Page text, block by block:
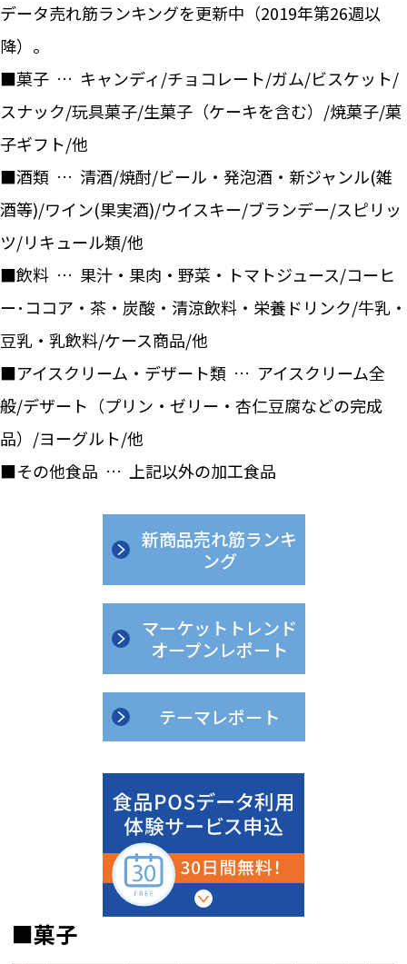
データ売れ筋ランキングを更新中（2019年第26週以
降）。
■菓子 … キャンディ/チョコレート/ガム/ビスケット/
スナック/玩具菓子/生菓子（ケーキを含む）/焼菓子/菓
子ギフト/他
■酒類 … 清酒/焼酎/ビール・発泡酒・新ジャンル(雑
酒等)/ワイン(果実酒)/ウイスキー/ブランデー/スピリッ
ツ/リキュール類/他
■飲料 … 果汁・果肉・野菜・トマトジュース/コーヒ
ー･ココア・茶・炭酸・清涼飲料・栄養ドリンク/牛乳・
豆乳・乳飲料/ケース商品/他
■アイスクリーム・デザート類 … アイスクリーム全
般/デザート（プリン・ゼリー・杏仁豆腐などの完成
品）/ヨーグルト/他
■その他食品 … 上記以外の加工食品
新商品売れ筋ランキ
ング
マーケットトレンド
オープンレポート
テーマレポート
■菓子